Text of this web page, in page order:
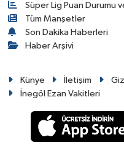
Süper Lig Puan Durumu
Tüm Manşetler
Son Dakika Haberleri
Haber Arşivi
Künye İletişim
İnegöl Ezan Vakitleri